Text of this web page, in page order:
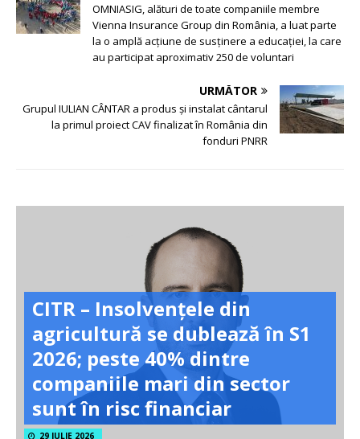
OMNIASIG, alături de toate companiile membre
Vienna Insurance Group din România, a luat parte
la o amplă acțiune de susținere a educației, la care
au participat aproximativ 250 de voluntari
URMĂTOR
Grupul IULIAN CÂNTAR a produs și instalat cântarul
la primul proiect CAV finalizat în România din
fonduri PNRR
CITR – Insolvențele din
agricultură se dublează în S1
2026; peste 40% dintre
companiile mari din sector
sunt în risc financiar
29 IULIE 2026